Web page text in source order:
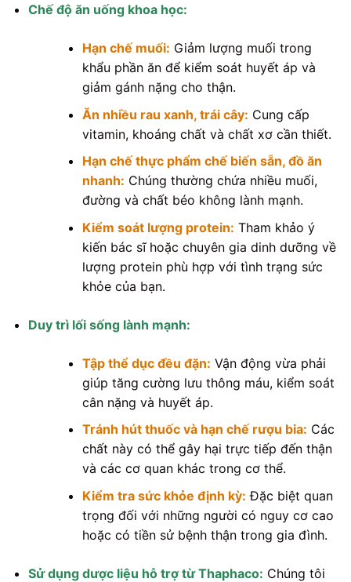
Chế độ ăn uống khoa học:
Hạn chế muối: Giảm lượng muối trong
khẩu phần ăn để kiểm soát huyết áp và
giảm gánh nặng cho thận.
Ăn nhiều rau xanh, trái cây: Cung cấp
vitamin, khoáng chất và chất xơ cần thiết.
Hạn chế thực phẩm chế biến sẵn, đồ ăn
nhanh: Chúng thường chứa nhiều muối,
đường và chất béo không lành mạnh.
Kiểm soát lượng protein: Tham khảo ý
kiến bác sĩ hoặc chuyên gia dinh dưỡng về
lượng protein phù hợp với tình trạng sức
khỏe của bạn.
Duy trì lối sống lành mạnh:
Tập thể dục đều đặn: Vận động vừa phải
giúp tăng cường lưu thông máu, kiểm soát
cân nặng và huyết áp.
Tránh hút thuốc và hạn chế rượu bia: Các
chất này có thể gây hại trực tiếp đến thận
và các cơ quan khác trong cơ thể.
Kiểm tra sức khỏe định kỳ: Đặc biệt quan
trọng đối với những người có nguy cơ cao
hoặc có tiền sử bệnh thận trong gia đình.
Sử dụng dược liệu hỗ trợ từ Thaphaco: Chúng tôi